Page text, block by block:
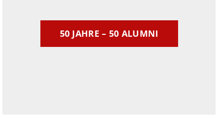
50 JAHRE – 50 ALUMNI